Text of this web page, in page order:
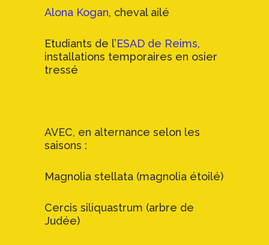
Alona Kogan, cheval ailé
Etudiants de l’ESAD de Reims,
installations temporaires en osier
tressé
AVEC, en alternance selon les
saisons :
Magnolia stellata (magnolia étoilé)
Cercis siliquastrum (arbre de
Judée)